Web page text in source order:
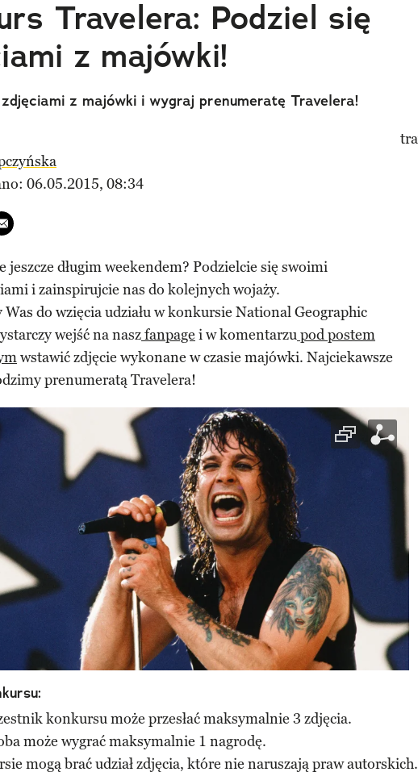
Travelera: Podziel się
z majówki!
z majówki i wygraj prenumeratę Travelera!
06.05.2015, 08:34
facebook
na twitter
do przyjaciela
jeszcze długim weekendem? Podzielcie się swoimi
i zainspirujcie nas do kolejnych wojaży.
Was do wzięcia udziału w konkursie National Geographic
wejść na naszfanpage i w komentarzupod postem
wstawić zdjęcie wykonane w czasie majówki. Najciekawsze
prenumeratą Travelera!
konkursu może przesłać maksymalnie 3 zdjęcia.
może wygrać maksymalnie 1 nagrodę.
mogą brać udział zdjęcia, które nie naruszają praw autorskich.